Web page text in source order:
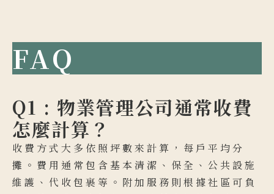
FAQ
Q1 : 物業管理公司通常收費
怎麼計算？
收費方式大多依照坪數來計算，每戶平均分
攤。費用通常包含基本清潔、保全、公共設施
維護、代收包裹等。附加服務則根據社區可負